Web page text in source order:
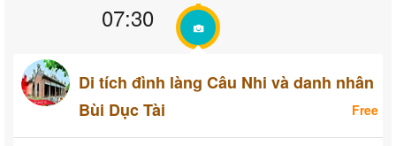
07:30
Di tích đình làng Câu Nhi và danh nhân
Bùi Dục Tài
Free